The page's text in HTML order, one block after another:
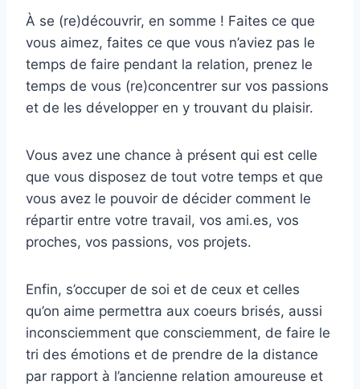
À se (re)découvrir, en somme ! Faites ce que
vous aimez, faites ce que vous n’aviez pas le
temps de faire pendant la relation, prenez le
temps de vous (re)concentrer sur vos passions
et de les développer en y trouvant du plaisir.
Vous avez une chance à présent qui est celle
que vous disposez de tout votre temps et que
vous avez le pouvoir de décider comment le
répartir entre votre travail, vos ami.es, vos
proches, vos passions, vos projets.
Enfin, s’occuper de soi et de ceux et celles
qu’on aime permettra aux coeurs brisés, aussi
inconsciemment que consciemment, de faire le
tri des émotions et de prendre de la distance
par rapport à l’ancienne relation amoureuse et